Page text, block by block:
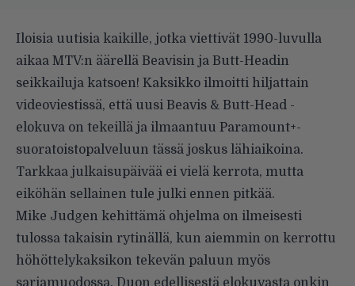
Iloisia uutisia kaikille, jotka viettivät 1990-luvulla
aikaa MTV:n äärellä Beavisin ja Butt-Headin
seikkailuja katsoen! Kaksikko ilmoitti hiljattain
videoviestissä, että uusi Beavis & Butt-Head -
elokuva on tekeillä ja ilmaantuu Paramount+-
suoratoistopalveluun tässä joskus lähiaikoina.
Tarkkaa julkaisupäivää ei vielä kerrota, mutta
eiköhän sellainen tule julki ennen pitkää.
Mike Judgen kehittämä ohjelma on ilmeisesti
tulossa takaisin rytinällä, kun aiemmin on kerrottu
höhöttelykaksikon tekevän paluun myös
sarjamuodossa. Duon edellisestä elokuvasta onkin